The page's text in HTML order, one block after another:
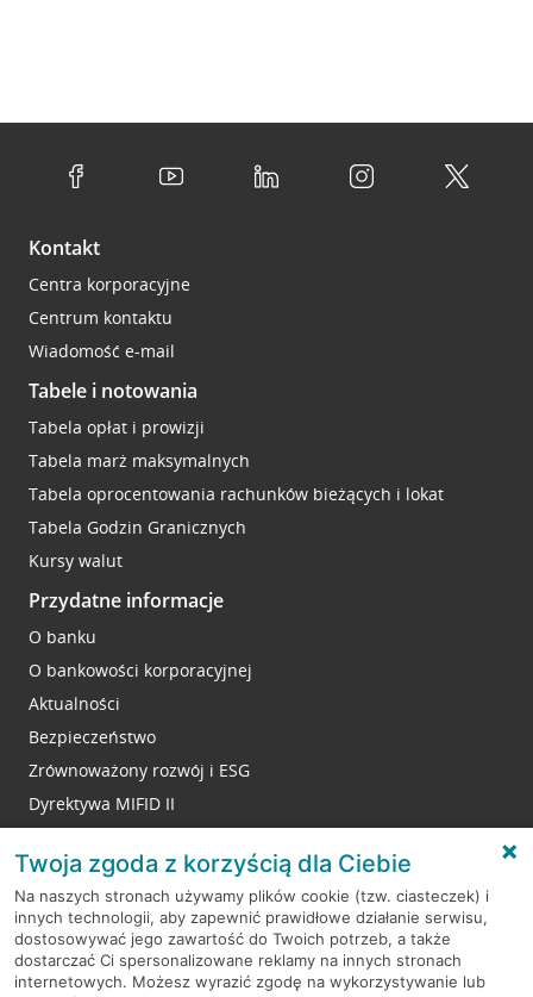
Kontakt
Centra korporacyjne
Centrum kontaktu
Wiadomość e-mail
Tabele i notowania
Tabela opłat i prowizji
Tabela marż maksymalnych
Tabela oprocentowania rachunków bieżących i lokat
Tabela Godzin Granicznych
Kursy walut
Przydatne informacje
O banku
O bankowości korporacyjnej
Aktualności
Bezpieczeństwo
Zrównoważony rozwój i ESG
Dyrektywa MIFID II
RODO
Regulamin serwisu
Twoja zgoda z korzyścią dla Ciebie
Na naszych stronach używamy plików cookie (tzw. ciasteczek) i
innych technologii, aby zapewnić prawidłowe działanie serwisu,
dostosowywać jego zawartość do Twoich potrzeb, a także
dostarczać Ci spersonalizowane reklamy na innych stronach
internetowych. Możesz wyrazić zgodę na wykorzystywanie lub